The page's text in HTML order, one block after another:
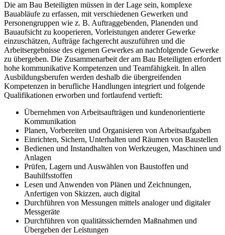
Die am Bau Beteiligten müssen in der Lage sein, komplexe
Bauabläufe zu erfassen, mit verschiedenen Gewerken und
Personengruppen wie z. B. Auftraggebenden, Planenden und
Bauaufsicht zu kooperieren, Vorleistungen anderer Gewerke
einzuschätzen, Aufträge fachgerecht auszuführen und die
Arbeitsergebnisse des eigenen Gewerkes an nachfolgende Gewerke
zu übergeben. Die Zusammenarbeit der am Bau Beteiligten erfordert
hohe kommunikative Kompetenzen und Teamfähigkeit. In allen
Ausbildungsberufen werden deshalb die übergreifenden
Kompetenzen in berufliche Handlungen integriert und folgende
Qualifikationen erworben und fortlaufend vertieft:
Übernehmen von Arbeitsaufträgen und kundenorientierte
Kommunikation
Planen, Vorbereiten und Organisieren von Arbeitsaufgaben
Einrichten, Sichern, Unterhalten und Räumen von Baustellen
Bedienen und Instandhalten von Werkzeugen, Maschinen und
Anlagen
Prüfen, Lagern und Auswählen von Baustoffen und
Bauhilfsstoffen
Lesen und Anwenden von Plänen und Zeichnungen,
Anfertigen von Skizzen, auch digital
Durchführen von Messungen mittels analoger und digitaler
Messgeräte
Durchführen von qualitätssichernden Maßnahmen und
Übergeben der Leistungen